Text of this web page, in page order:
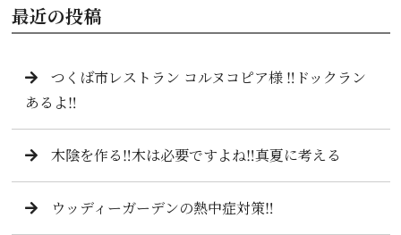
最近の投稿
つくば市レストラン コルヌコピア様 ‼️ドックラン
あるよ‼️
木陰を作る‼️木は必要ですよね‼️真夏に考える
ウッディーガーデンの熱中症対策‼️